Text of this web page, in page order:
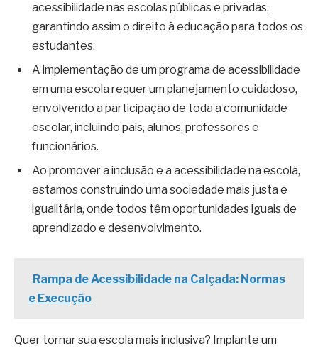
acessibilidade nas escolas públicas e privadas,
garantindo assim o direito à educação para todos os
estudantes.
A implementação de um programa de acessibilidade
em uma escola requer um planejamento cuidadoso,
envolvendo a participação de toda a comunidade
escolar, incluindo pais, alunos, professores e
funcionários.
Ao promover a inclusão e a acessibilidade na escola,
estamos construindo uma sociedade mais justa e
igualitária, onde todos têm oportunidades iguais de
aprendizado e desenvolvimento.
Rampa de Acessibilidade na Calçada: Normas
e Execução
Quer tornar sua escola mais inclusiva? Implante um